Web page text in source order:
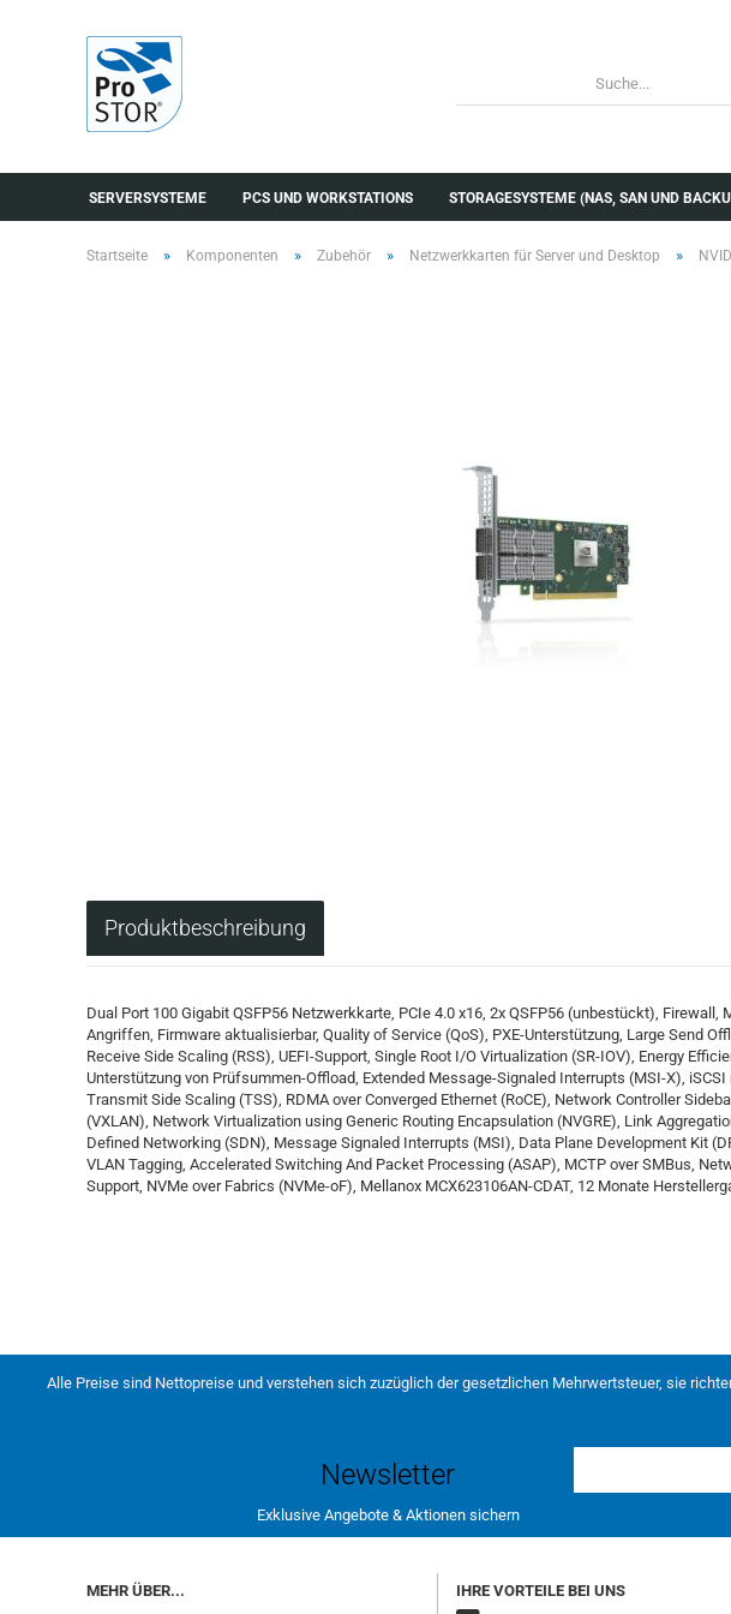
SERVERSYSTEME PCS UND WORKSTATIONS STORAGESYSTEME (NAS, SAN UND
Startseite » Komponenten » Zubehör » Netzwerkkarten für Server und Desktop »
Produktbeschreibung
Dual Port 100 Gigabit QSFP56 Netzwerkkarte, PCIe 4.0 x16, 2x QSFP56 (unbestückt), Firewall,
Angriffen, Firmware aktualisierbar, Quality of Service (QoS), PXE-Unterstützung, Large Send
Receive Side Scaling (RSS), UEFI-Support, Single Root I/O Virtualization (SR-IOV), Energy
Unterstützung von Prüfsummen-Offload, Extended Message-Signaled Interrupts (MSI-X),
Transmit Side Scaling (TSS), RDMA over Converged Ethernet (RoCE), Network Controller
(VXLAN), Network Virtualization using Generic Routing Encapsulation (NVGRE), Link
Defined Networking (SDN), Message Signaled Interrupts (MSI), Data Plane Development Kit
VLAN Tagging, Accelerated Switching And Packet Processing (ASAP), MCTP over SMBus,
Support, NVMe over Fabrics (NVMe-oF), Mellanox MCX623106AN-CDAT, 12 Monate
Alle Preise sind Nettopreise und verstehen sich zuzüglich der gesetzlichen Mehrwertsteuer, sie
Newsletter
Exklusive Angebote & Aktionen sichern
MEHR ÜBER... IHRE VORTEILE BEI UNS